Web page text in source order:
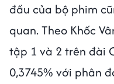
đầu của bộ phim
quan. Theo Khốc
tập 1 và 2 trên đài
0,3745% với phân